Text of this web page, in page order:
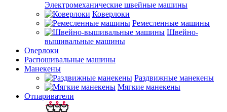
Электромеханические швейные машины
Коверлоки
Ремесленные машины
Швейно-
вышивальные машины
Оверлоки
Распошивальные машины
Манекены
Раздвижные манекены
Мягкие манекены
Отпариватели